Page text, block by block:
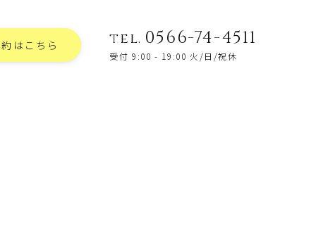
はこちら tel. 0566-74-4511
受付 9:00 - 19:00 火/日/祝休